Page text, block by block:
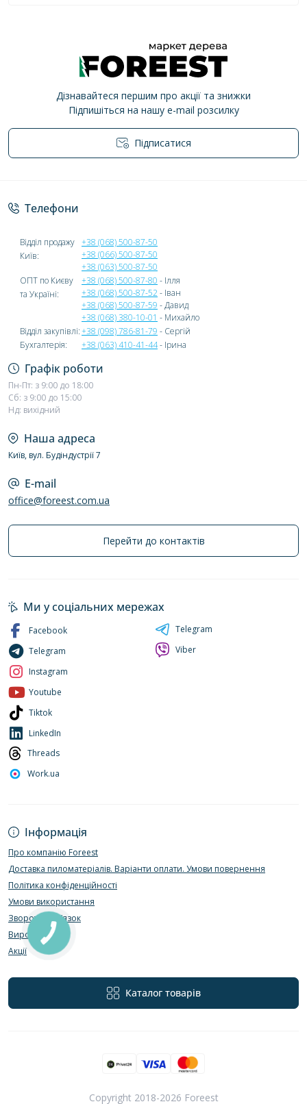
Дізнавайтеся першим про акції та знижки
Підпишіться на нашу e-mail розсилку
Підписатися
Телефони
Відділ продажу
Київ:
+38 (068) 500-87-50
+38 (066) 500-87-50
+38 (063) 500-87-50
ОПТ по Києву
та Україні:
+38 (068) 500-87-80 - Ілля
+38 (068) 500-87-52- Іван
+38 (068) 500-87-59 - Давид
+38 (068) 380-10-01 - Михайло
Відділ закупівлі:+38 (098) 786-81-79 - Сергій
Бухгалтерія:
+38 (063) 410-41-44- Ірина
Графік роботи
Пн-Пт: з 9:00 до 18:00
Сб: з 9:00 до 15:00
Нд: вихідний
Наша адреса
Київ, вул. Будіндустрії 7
E-mail
office@foreest.com.ua
Перейти до контактів
Інформація
Про компанію Foreest
Доставка пиломатеріалів. Варіанти оплати. Умови повернення
Політика конфіденційності
Умови використання
Зворотній зв’язок
Виробники
Акції
Каталог товарів
Ми у соціальних мережах
Facebook
Telegram
Instagram
Youtube
Tiktok
LinkedIn
Threads
Work.ua
Telegram
Viber
Copyright 2018-2026 Foreest